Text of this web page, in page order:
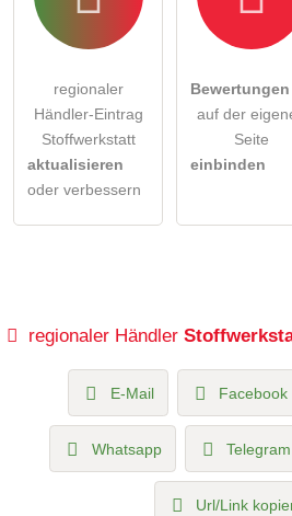
regionaler
Händler-Eintrag
Stoffwerkstatt
aktualisieren
oder verbessern
Bewertungen
auf der
Seite
einbinden
regionaler Händler
E-Mail Facebook
Whatsapp Telegram
Url/Link